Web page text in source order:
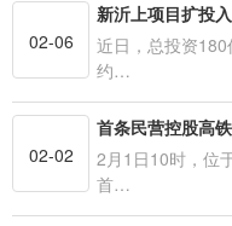
02-06
新沂上项目扩投
近日，总投资
约…
02-02
首条民营控股高
2月1日10时，位
首…